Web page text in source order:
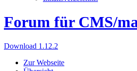
Forum für CMS/
Download 1.12.2
Zur Webseite